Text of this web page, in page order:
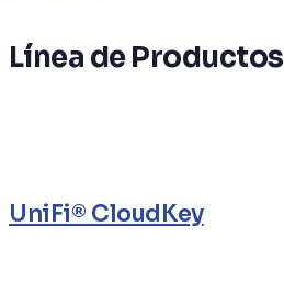
Línea de Productos
UniFi® CloudKey